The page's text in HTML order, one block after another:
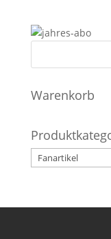
Warenkorb